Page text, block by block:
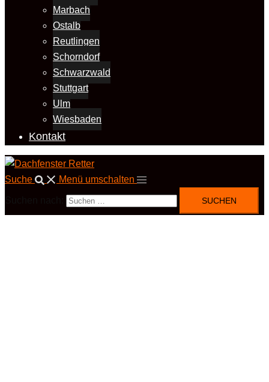
Marbach
Ostalb
Reutlingen
Schorndorf
Schwarzwald
Stuttgart
Ulm
Wiesbaden
Kontakt
Suche Menü umschalten